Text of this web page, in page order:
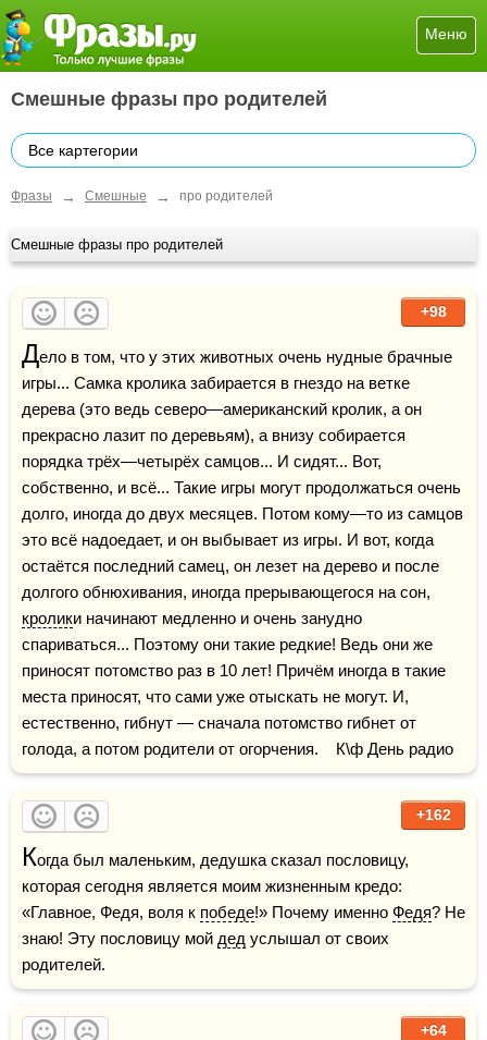
Меню
Смешные фразы про родителей
Все картегории
Фразы → Смешные → про родителей
Смешные фразы про родителей
+98
Дело в том, что у этих животных очень нудные брачные
игры... Самка кролика забирается в гнездо на ветке
дерева (это ведь северо—американский кролик, а он
прекрасно лазит по деревьям), а внизу собирается
порядка трёх—четырёх самцов... И сидят... Вот,
собственно, и всё... Такие игры могут продолжаться очень
долго, иногда до двух месяцев. Потом кому—то из самцов
это всё надоедает, и он выбывает из игры. И вот, когда
остаётся последний самец, он лезет на дерево и после
кролики начинают медленно и очень занудно
спариваться... Поэтому они такие редкие! Ведь они же
приносят потомство раз в 10 лет! Причём иногда в такие
места приносят, что сами уже отыскать не могут. И,
естественно, гибнут — сначала потомство гибнет от
голода, а потом родители от огорчения.    К\ф День радио
+162
Когда был маленьким, дедушка сказал пословицу,
которая сегодня является моим жизненным кредо:
«Главное, Федя, воля к победе!» Почему именно Федя? Не
знаю! Эту пословицу мой дед услышал от своих
родителей.
+64